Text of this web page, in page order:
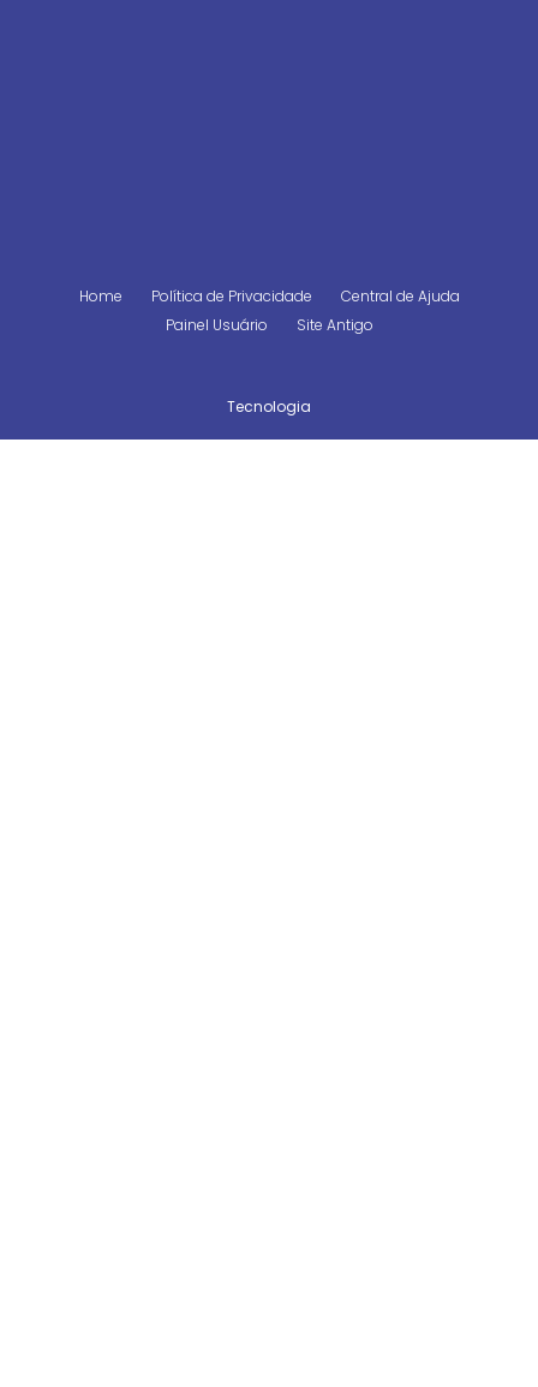
Home Política de Privacidade
Central de Ajuda
Painel Usuário
Site Antigo
Tecnologia